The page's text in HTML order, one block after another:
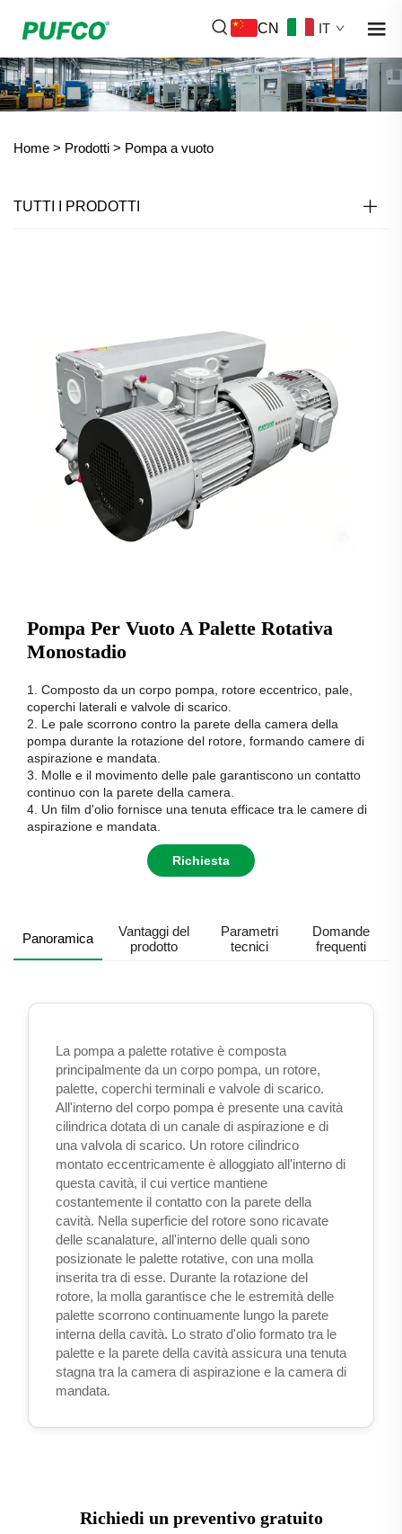
CN IT
Home > Prodotti > Pompa a vuoto
TUTTI I PRODOTTI
Pompa Per Vuoto A Palette Rotativa
Monostadio
1. Composto da un corpo pompa, rotore eccentrico, pale,
coperchi laterali e valvole di scarico.
2. Le pale scorrono contro la parete della camera della
pompa durante la rotazione del rotore, formando camere di
aspirazione e mandata.
3. Molle e il movimento delle pale garantiscono un contatto
continuo con la parete della camera.
4. Un film d'olio fornisce una tenuta efficace tra le camere di
aspirazione e mandata.
Richiesta
Panoramica
Vantaggi del
prodotto
Parametri
tecnici
Domande
frequenti
La pompa a palette rotative è composta
principalmente da un corpo pompa, un rotore,
palette, coperchi terminali e valvole di scarico.
All'interno del corpo pompa è presente una cavità
cilindrica dotata di un canale di aspirazione e di
una valvola di scarico. Un rotore cilindrico
montato eccentricamente è alloggiato all'interno di
questa cavità, il cui vertice mantiene
costantemente il contatto con la parete della
cavità. Nella superficie del rotore sono ricavate
delle scanalature, all'interno delle quali sono
posizionate le palette rotative, con una molla
inserita tra di esse. Durante la rotazione del
rotore, la molla garantisce che le estremità delle
palette scorrono continuamente lungo la parete
interna della cavità. Lo strato d'olio formato tra le
palette e la parete della cavità assicura una tenuta
stagna tra la camera di aspirazione e la camera di
mandata.
Richiedi un preventivo gratuito